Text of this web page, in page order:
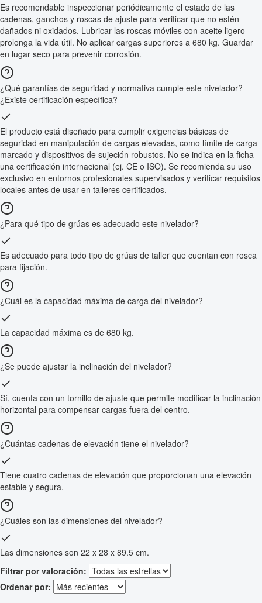
Es recomendable inspeccionar periódicamente el estado de las
cadenas, ganchos y roscas de ajuste para verificar que no estén
dañados ni oxidados. Lubricar las roscas móviles con aceite ligero
prolonga la vida útil. No aplicar cargas superiores a 680 kg. Guardar
en lugar seco para prevenir corrosión.
¿Qué garantías de seguridad y normativa cumple este nivelador?
¿Existe certificación específica?
El producto está diseñado para cumplir exigencias básicas de
seguridad en manipulación de cargas elevadas, como límite de carga
marcado y dispositivos de sujeción robustos. No se indica en la ficha
una certificación internacional (ej. CE o ISO). Se recomienda su uso
exclusivo en entornos profesionales supervisados y verificar requisitos
locales antes de usar en talleres certificados.
¿Para qué tipo de grúas es adecuado este nivelador?
Es adecuado para todo tipo de grúas de taller que cuentan con rosca
para fijación.
¿Cuál es la capacidad máxima de carga del nivelador?
La capacidad máxima es de 680 kg.
¿Se puede ajustar la inclinación del nivelador?
Sí, cuenta con un tornillo de ajuste que permite modificar la inclinación
horizontal para compensar cargas fuera del centro.
¿Cuántas cadenas de elevación tiene el nivelador?
Tiene cuatro cadenas de elevación que proporcionan una elevación
estable y segura.
¿Cuáles son las dimensiones del nivelador?
Las dimensiones son 22 x 28 x 89.5 cm.
Filtrar por valoración:
Ordenar por: